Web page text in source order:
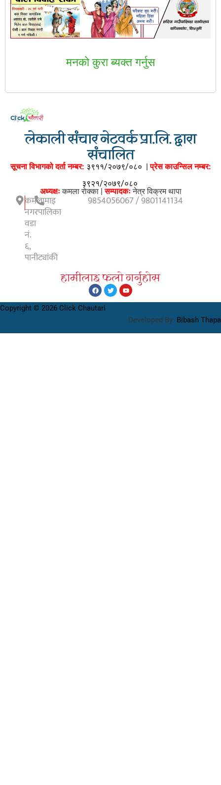
मनकाे कुरा ब्यक्त गर्नुस
लेकाली संचार नेटवर्क प्रा.लि. द्वारा
संचालित
सूचना विभागको दर्ता नम्बर: ३९११/२०७९/०८० |प्रेस काउन्सिल नम्बर:
३९२१/२०७९/०८०
अध्यक्षःकमला राेक्का |सम्पादकःनेत्र विक्रम थापा
कमलामाइ
नगरपालिका
वडा
नं.
६,
पानीट्यांकी
9854056067 / 9801141134
हामीलाइ फलाे गर्नुहाेस
Copyright © 2026 Click Chautari
Developed By: Bibash Thapa